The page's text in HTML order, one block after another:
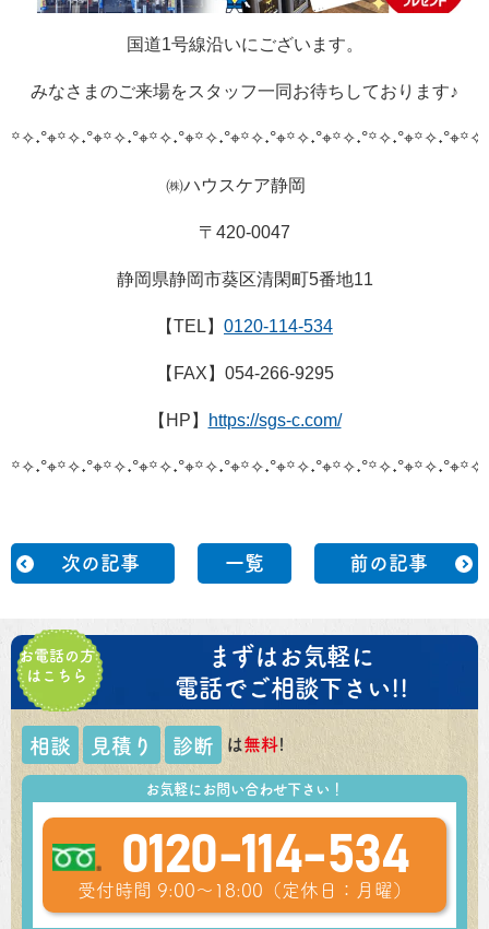
国道1号線沿いにございます。
みなさまのご来場をスタッフ一同お待ちしております♪
꙳✧˖°⌖꙳✧˖°⌖꙳✧˖°⌖꙳✧˖°⌖꙳✧˖°⌖꙳✧˖°⌖꙳✧˖°⌖꙳✧˖°
㈱ハウスケア静岡
〒420-0047
静岡県静岡市葵区清閑町5番地11
【TEL】 0120-114-534
【FAX】054-266-9295
【HP】 https://sgs-c.com/
꙳✧˖°⌖꙳✧˖°⌖꙳✧˖°⌖꙳✧˖°⌖꙳✧˖°⌖꙳✧˖°⌖꙳✧˖°⌖꙳✧˖°
次の記事 一覧 前の記事
お電話の方
はこちら
まずはお気軽に
電話でご相談下さい!!
相談 見積り 診断 は無料!
お気軽にお問い合わせ下さい！
0120-114-534
受付時間 9:00～18:00（定休日：月曜）